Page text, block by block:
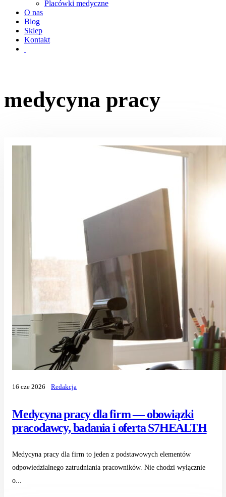
Placówki medyczne
O nas
Blog
Sklep
Kontakt
medycyna pracy
Medycyna pracy dla firm — obowiązki
pracodawcy, badania i oferta S7HEALTH
16 cze 2026 Redakcja
Medycyna pracy dla firm to jeden z podstawowych elementów
odpowiedzialnego zatrudniania pracowników. Nie chodzi wyłącznie
o...